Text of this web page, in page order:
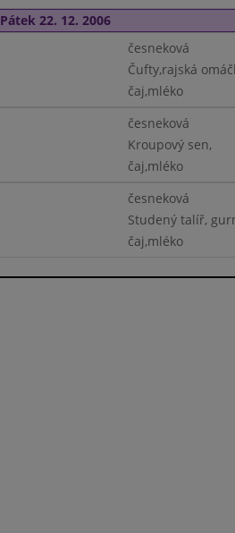
Pátek 22. 12. 2006
česneková
Čufty,rajská
čaj,mléko
česneková
Kroupový sen,
čaj,mléko
česneková
Studený talíř,
čaj,mléko